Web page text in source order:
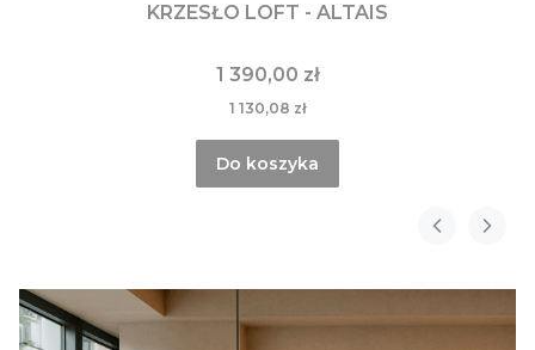
KRZESŁO LOFT - ALTAIS
1 390,00 zł
1 130,08 zł
Do koszyka